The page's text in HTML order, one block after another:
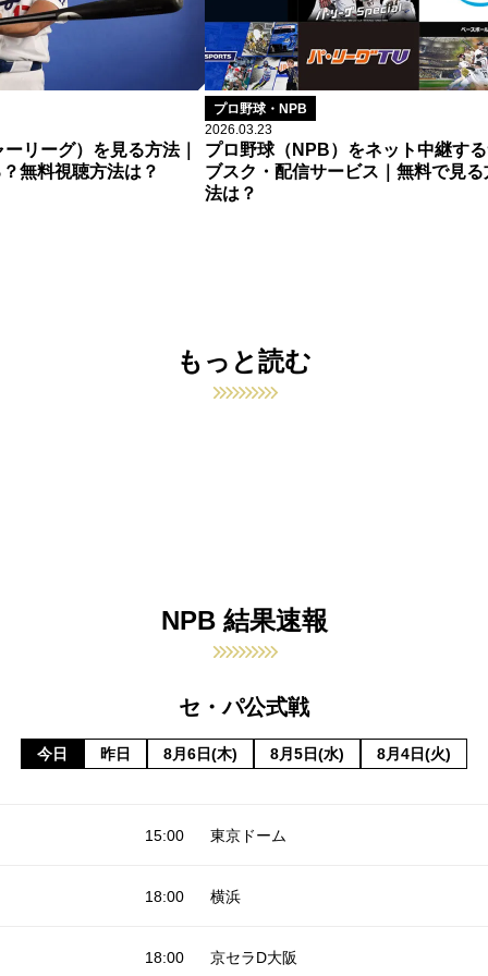
リーグ）を見る方法｜
無料視聴方法は？
プロ野球・NPB
2026.03.23
プロ野球（NPB）をネット中継す
ブスク・配信サービス｜無料で見る
法は？
もっと読む
NPB 結果速報
セ・パ公式戦
今日 昨日 8月6日(木) 8月5日(水) 8月4日(火)
15:00 東京ドーム
18:00 横浜
18:00 京セラD大阪